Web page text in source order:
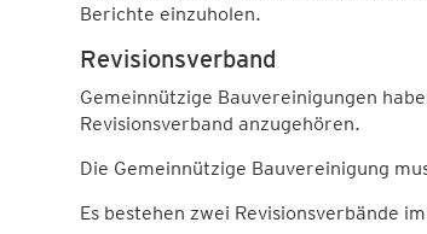
Berichte einzuholen.
Revisionsverband
Gemeinnützige Bauvereinigungen
Revisionsverband anzugehören.
Die Gemeinnützige Bauvereinigung
Es bestehen zwei Revisionsverbände